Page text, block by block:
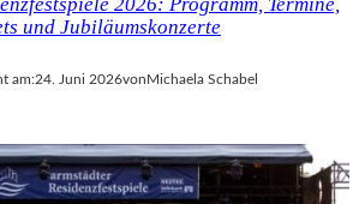
und Jubiläumskonzerte
am:24. Juni 2026vonMichaela Schabel